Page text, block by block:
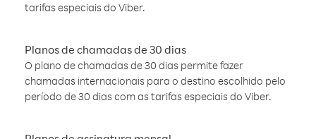
tarifas especiais do Viber.
Planos de chamadas de 30 dias
O plano de chamadas de 30 dias permite fazer
chamadas internacionais para o destino escolhido pelo
período de 30 dias com as tarifas especiais do Viber.